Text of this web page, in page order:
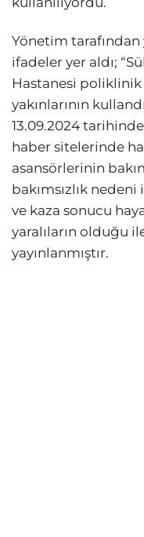
Yönetim tarafından
ifadeler yer aldı;
Hastanesi
yakınlarının
13.09.2024
haber sitelerinde
asansörlerinin
bakımsızlık
ve kaza sonucu
yaralıların olduğu
yayınlanmıştır.